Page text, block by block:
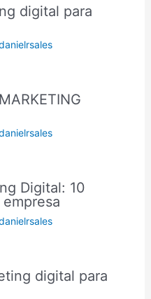
digital para
Digital: 10
digital para